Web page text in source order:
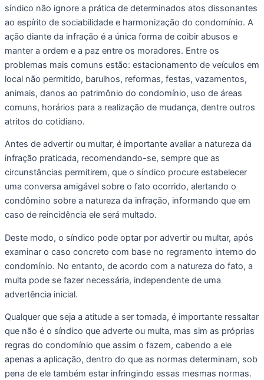
síndico não ignore a prática de determinados atos dissonantes
ao espírito de sociabilidade e harmonização do condomínio. A
ação diante da infração é a única forma de coibir abusos e
manter a ordem e a paz entre os moradores. Entre os
problemas mais comuns estão: estacionamento de veículos em
local não permitido, barulhos, reformas, festas, vazamentos,
animais, danos ao patrimônio do condomínio, uso de áreas
comuns, horários para a realização de mudança, dentre outros
atritos do cotidiano.
Antes de advertir ou multar, é importante avaliar a natureza da
infração praticada, recomendando-se, sempre que as
circunstâncias permitirem, que o síndico procure estabelecer
uma conversa amigável sobre o fato ocorrido, alertando o
condômino sobre a natureza da infração, informando que em
caso de reincidência ele será multado.
Deste modo, o síndico pode optar por advertir ou multar, após
examinar o caso concreto com base no regramento interno do
condomínio. No entanto, de acordo com a natureza do fato, a
multa pode se fazer necessária, independente de uma
advertência inicial.
Qualquer que seja a atitude a ser tomada, é importante ressaltar
que não é o síndico que adverte ou multa, mas sim as próprias
regras do condomínio que assim o fazem, cabendo a ele
apenas a aplicação, dentro do que as normas determinam, sob
pena de ele também estar infringindo essas mesmas normas.